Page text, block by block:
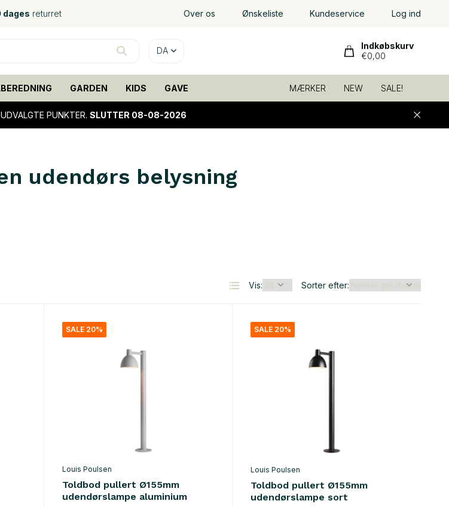
dages returret Over os Ønskeliste Kundeservice Log ind
DA
Indkøbskurv
€0,00
GARDEN KIDS GAVE MÆRKER NEW SALE!
PUNKTER. SLUTTER 08-08-2026
udendørs belysning
Vis: Sorter efter:
SALE 20%
Louis Poulsen
Toldbod pullert Ø155mm
udendørslampe aluminium
SALE 20%
Louis Poulsen
Toldbod pullert Ø155mm
udendørslampe sort